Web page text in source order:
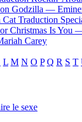
Godzilla —
Cat Traduction
Christmas Is You
Carey
L M N O P Q R S T
le sexe